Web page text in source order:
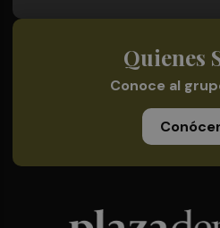
Quienes
Conoce al